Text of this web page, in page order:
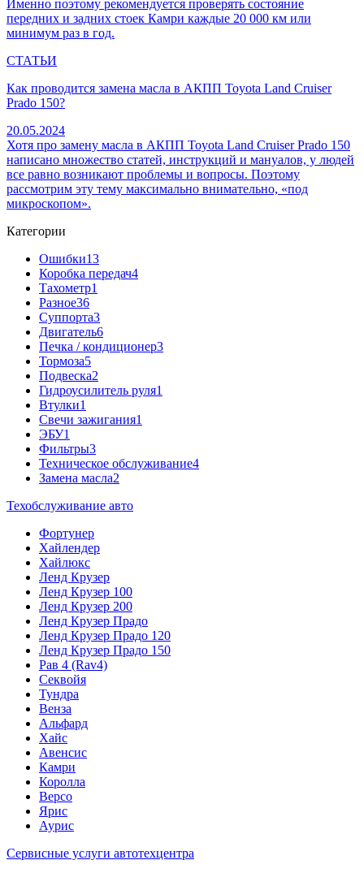
Именно поэтому рекомендуется проверять состояние
передних и задних стоек Камри каждые 20 000 км или
минимум раз в год.
СТАТЬИ
Как проводится замена масла в АКПП Toyota Land Cruiser
Prado 150?
20.05.2024
Хотя про замену масла в АКПП Toyota Land Cruiser Prado 150
написано множество статей, инструкций и мануалов, у людей
все равно возникают проблемы и вопросы. Поэтому
рассмотрим эту тему максимально внимательно, «под
микроскопом».
Категории
Ошибки13
Коробка передач4
Тахометр1
Разное36
Cуппорта3
Двигатель6
Печка / кондиционер3
Тормоза5
Подвеска2
Гидроусилитель руля1
Втулки1
Свечи зажигания1
ЭБУ1
Фильтры3
Техническое обслуживание4
Замена масла2
Техобслуживание авто
Фортунер
Хайлендер
Хайлюкс
Ленд Крузер
Ленд Крузер 100
Ленд Крузер 200
Ленд Крузер Прадо
Ленд Крузер Прадо 120
Ленд Крузер Прадо 150
Рав 4 (Rav4)
Секвойя
Тундра
Венза
Альфард
Хайс
Авенсис
Камри
Королла
Версо
Ярис
Аурис
Сервисные услуги автотехцентра